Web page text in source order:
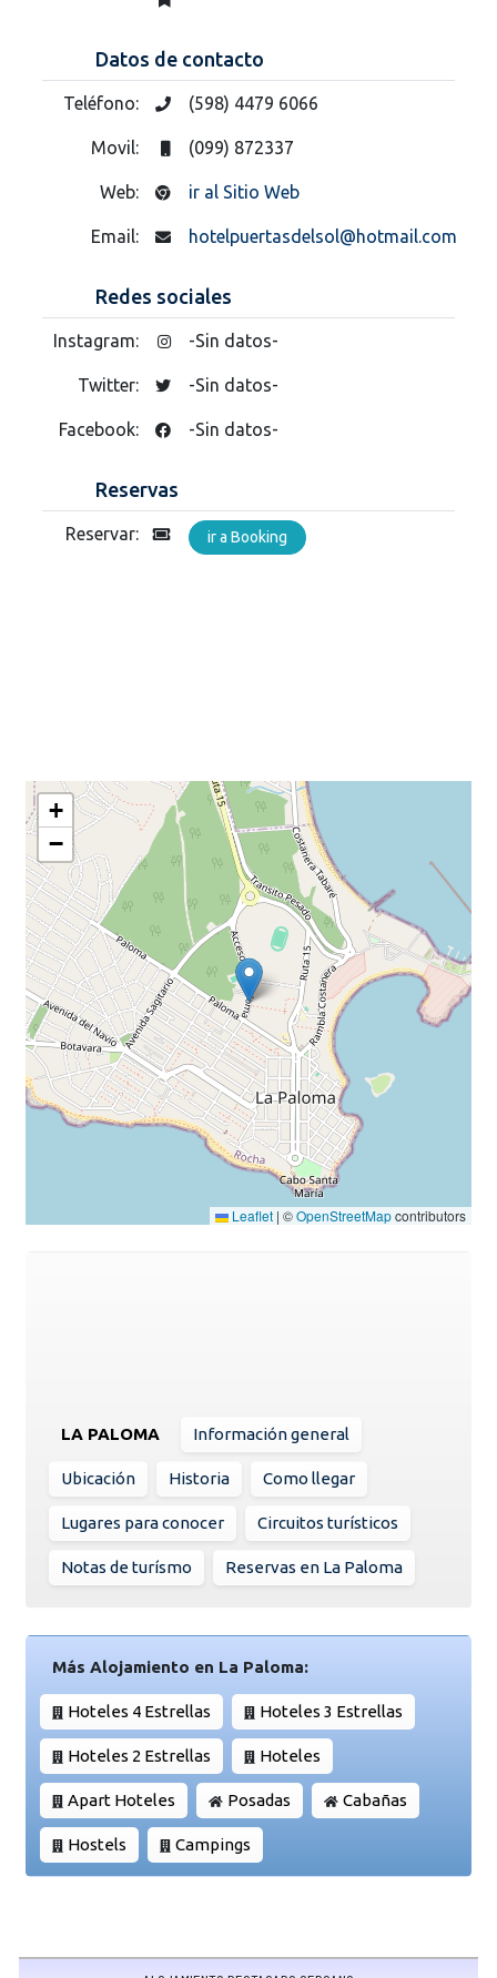
Datos de contacto
Teléfono: (598) 4479 6066
Movil: (099) 872337
Web: ir al Sitio Web
Email: hotelpuertasdelsol@hotmail.com
Redes sociales
Instagram: -Sin datos-
Twitter: -Sin datos-
Facebook: -Sin datos-
Reservas
Reservar: ir a Booking
+
−
Leaflet | ©OpenStreetMapcontributors
LA PALOMA Información general
Ubicación Historia Como llegar
Lugares para conocer Circuitos turísticos
Notas de turísmo Reservas en La Paloma
Más Alojamiento en La Paloma:
Hoteles 4 Estrellas Hoteles 3 Estrellas
Hoteles 2 Estrellas Hoteles
Apart Hoteles Posadas Cabañas
Hostels Campings